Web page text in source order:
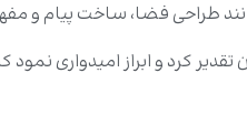
طراحی فضا، ساخت پیام و
کرد و ابراز امیدواری